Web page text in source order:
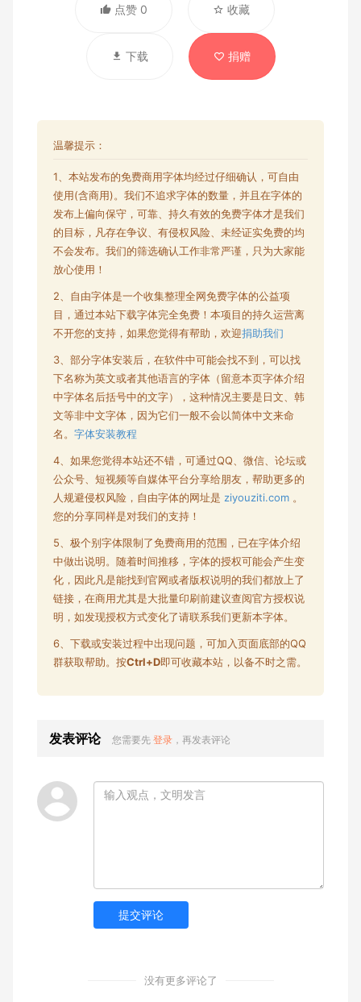
点赞 0 收藏
下载 捐赠
温馨提示：
1、本站发布的免费商用字体均经过仔细确认，可自由
使用(含商用)。我们不追求字体的数量，并且在字体的
发布上偏向保守，可靠、持久有效的免费字体才是我们
的目标，凡存在争议、有侵权风险、未经证实免费的均
不会发布。我们的筛选确认工作非常严谨，只为大家能
放心使用！
2、自由字体是一个收集整理全网免费字体的公益项
目，通过本站下载字体完全免费！本项目的持久运营离
不开您的支持，如果您觉得有帮助，欢迎捐助我们
3、部分字体安装后，在软件中可能会找不到，可以找
下名称为英文或者其他语言的字体（留意本页字体介绍
中字体名后括号中的文字），这种情况主要是日文、韩
文等非中文字体，因为它们一般不会以简体中文来命
名。 字体安装教程
4、如果您觉得本站还不错，可通过QQ、微信、论坛或
公众号、短视频等自媒体平台分享给朋友，帮助更多的
人规避侵权风险，自由字体的网址是 ziyouziti.com 。
您的分享同样是对我们的支持！
5、极个别字体限制了免费商用的范围，已在字体介绍
中做出说明。随着时间推移，字体的授权可能会产生变
化，因此凡是能找到官网或者版权说明的我们都放上了
链接，在商用尤其是大批量印刷前建议查阅官方授权说
明，如发现授权方式变化了请联系我们更新本字体。
6、下载或安装过程中出现问题，可加入页面底部的QQ
群获取帮助。按Ctrl+D即可收藏本站，以备不时之需。
发表评论 您需要先 登录 ，再发表评论
提交评论
没有更多评论了